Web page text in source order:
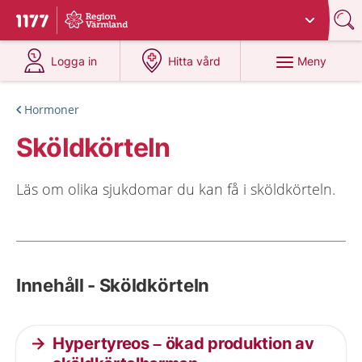
Till startsidan för 1177
Du har valt region
Logga in
på 1177.se
Hitta vård
på 1177.se
Meny
Hormoner
Sköldkörteln
Läs om olika sjukdomar du kan få i sköldkörteln.
Innehåll - Sköldkörteln
Hypertyreos – ökad produktion av